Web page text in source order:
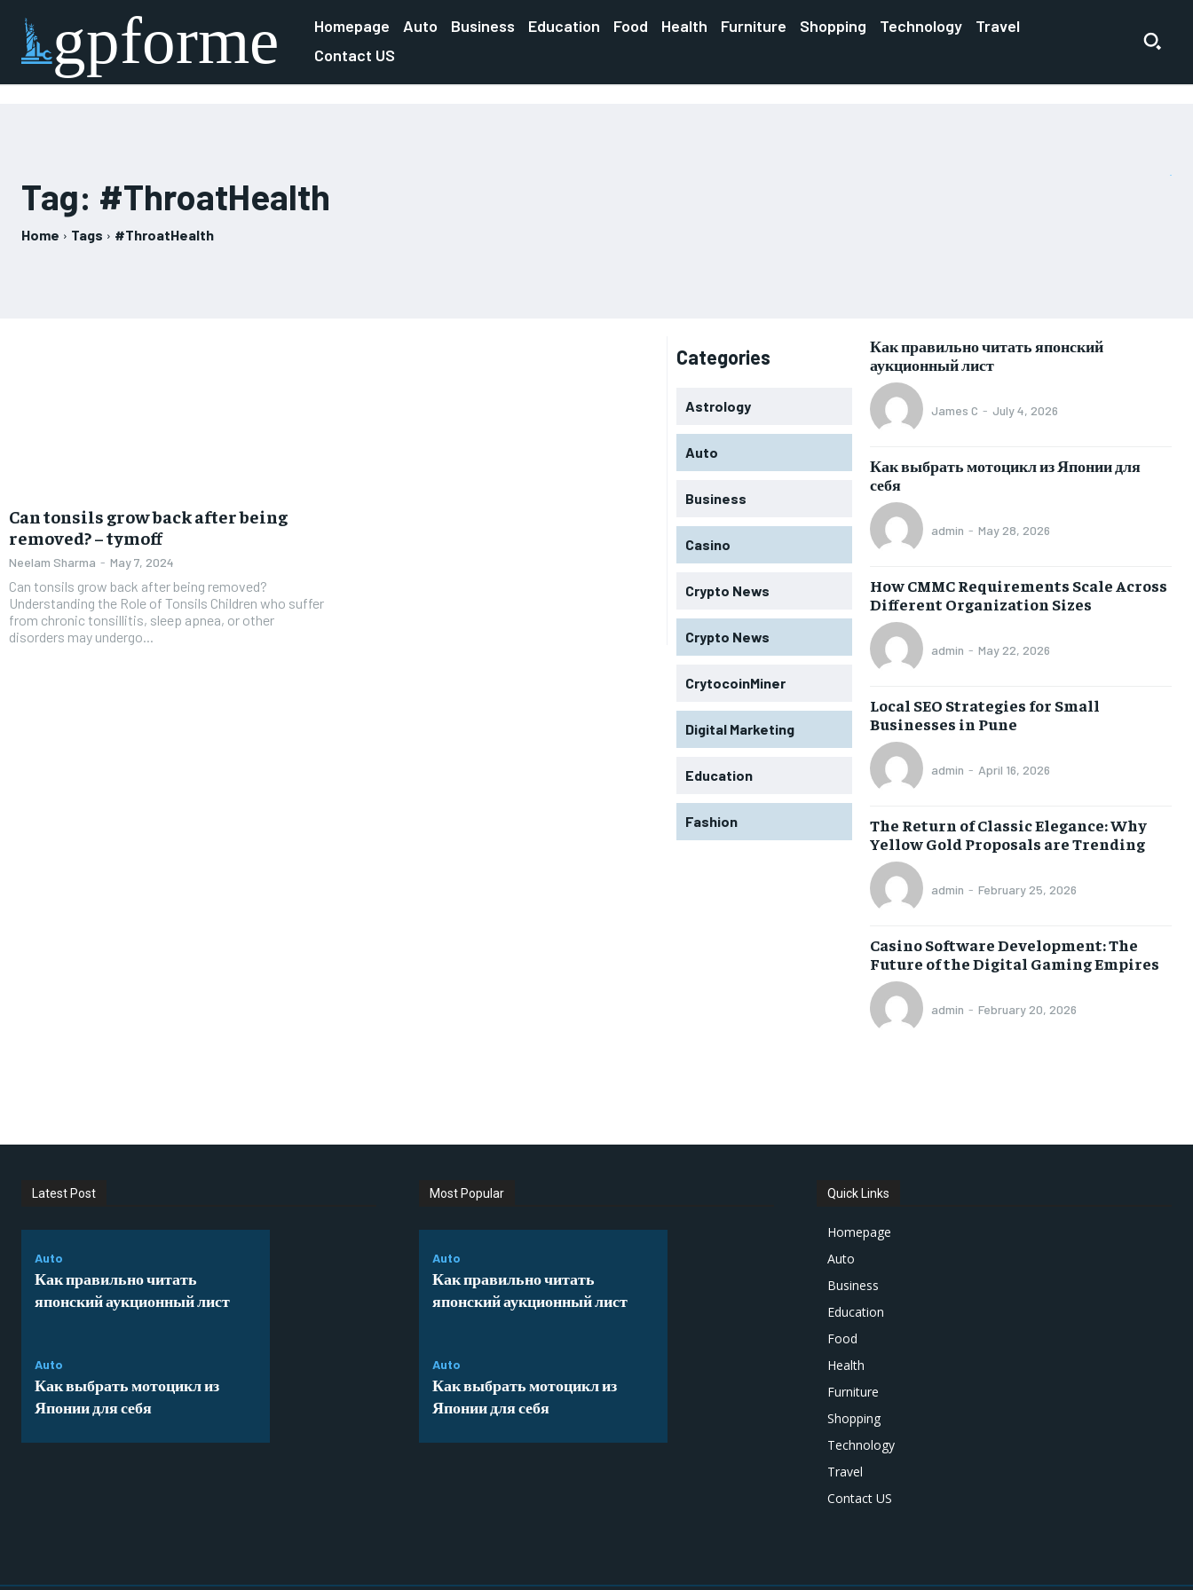
gpforme Homepage Auto Business Education Food Health Furniture Shopping Technology
Travel
Contact US
Tag: #ThroatHealth
Home Tags #ThroatHealth
Can tonsils grow back after being
removed? – tymoff
Neelam Sharma - May 7, 2024
Can tonsils grow back after being removed?
Understanding the Role of Tonsils Children who suffer
from chronic tonsillitis, sleep apnea, or other
disorders may undergo...
Categories
Astrology
Auto
Business
Casino
Crypto News
Crypto News
CrytocoinMiner
Digital Marketing
Education
Fashion
Как правильно читать японский
аукционный лист
James C - July 4, 2026
Как выбрать мотоцикл из Японии для
себя
admin - May 28, 2026
How CMMC Requirements Scale Across
Different Organization Sizes
admin - May 22, 2026
Local SEO Strategies for Small
Businesses in Pune
admin - April 16, 2026
The Return of Classic Elegance: Why
Yellow Gold Proposals are Trending
admin - February 25, 2026
Casino Software Development: The
Future of the Digital Gaming Empires
admin - February 20, 2026
Latest Post
Auto
Как правильно читать
японский аукционный лист
Auto
Как выбрать мотоцикл из
Японии для себя
Most Popular
Auto
Как правильно читать
японский аукционный лист
Auto
Как выбрать мотоцикл из
Японии для себя
Quick Links
Homepage
Auto
Business
Education
Food
Health
Furniture
Shopping
Technology
Travel
Contact US